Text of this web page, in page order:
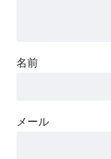
名前
メール